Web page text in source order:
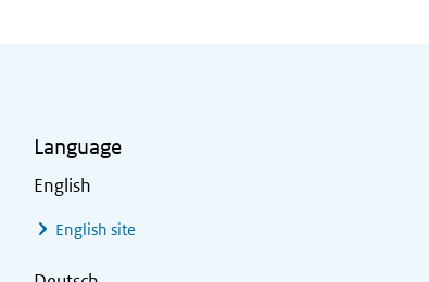
Language
English
English site